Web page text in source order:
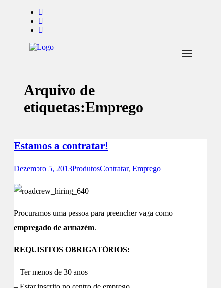
Notícias
Marcas
Pontos de Venda
Promoções
Contactos
Arquivo de
etiquetas:Emprego
Estamos a contratar!
Dezembro 5, 2013ProdutosContratar, Emprego
Procuramos uma pessoa para preencher vaga como
empregado de armazém.
REQUISITOS OBRIGATÓRIOS:
– Ter menos de 30 anos
– Estar inscrito no centro de emprego